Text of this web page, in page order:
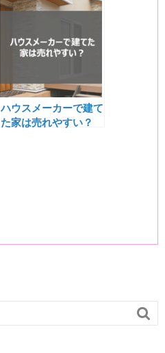
定方法
ハウスメーカーで建て
た家は売れやすい？
